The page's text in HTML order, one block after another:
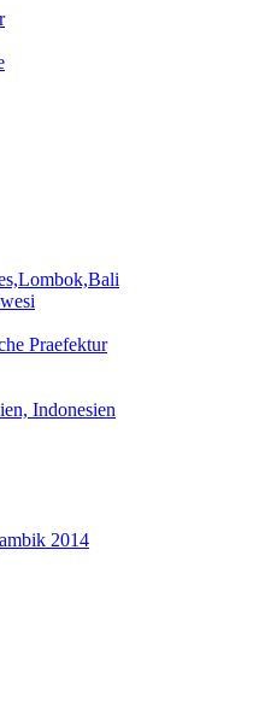
Praefektur
Indonesien
2014